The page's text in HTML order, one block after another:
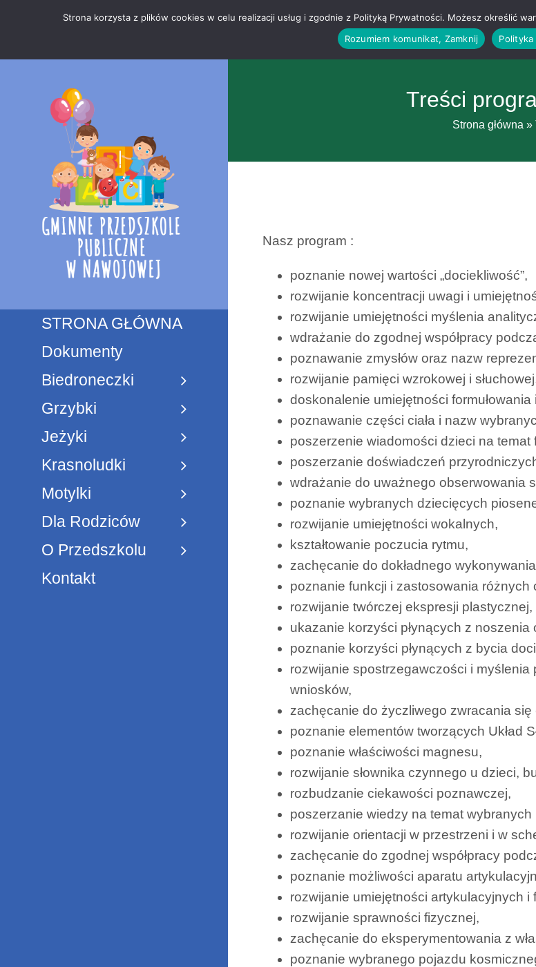
STRONA GŁÓWNA
Dokumenty
Biedroneczki
Grzybki
Jeżyki
Krasnoludki
Motylki
Dla Rodziców
O Przedszkolu
Kontakt
Treści
Strona główna »
Nasz program :
poznanie nowej wartości „dociekliwość”,
rozwijanie koncentracji uwagi i
rozwijanie umiejętności myślenia
wdrażanie do zgodnej współpracy
poznawanie zmysłów oraz nazw
rozwijanie pamięci wzrokowej i
doskonalenie umiejętności
poznawanie części ciała i nazw
poszerzenie wiadomości dzieci na
poszerzanie doświadczeń
wdrażanie do uważnego obserwowania
poznanie wybranych dziecięcych
rozwijanie umiejętności wokalnych,
kształtowanie poczucia rytmu,
zachęcanie do dokładnego
poznanie funkcji i zastosowania różnych
rozwijanie twórczej ekspresji plastycznej,
ukazanie korzyści płynących z
poznanie korzyści płynących z bycia
rozwijanie spostrzegawczości i
wniosków,
zachęcanie do życzliwego zwracania
poznanie elementów tworzących Układ
poznanie właściwości magnesu,
rozwijanie słownika czynnego u dzieci,
rozbudzanie ciekawości poznawczej,
poszerzanie wiedzy na temat wybranych
rozwijanie orientacji w przestrzeni i w
zachęcanie do zgodnej współpracy
poznanie możliwości aparatu
rozwijanie umiejętności artykulacyjnych i
rozwijanie sprawności fizycznej,
zachęcanie do eksperymentowania z
poznanie wybranego pojazdu
Strona korzysta z plików cookies w celu realizacji usług i zgodnie z Polityką Prywatności. Możesz określić
Rozumiem komunikat, Zamknij